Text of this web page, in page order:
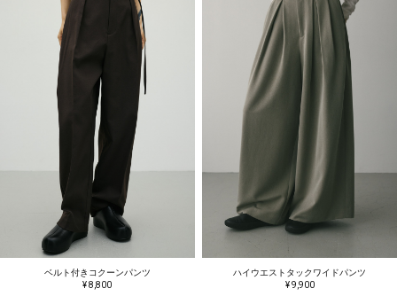
ベルト付きコクーンパンツ
¥ 8,800
ハイウエストタックワイドパンツ
¥ 9,900